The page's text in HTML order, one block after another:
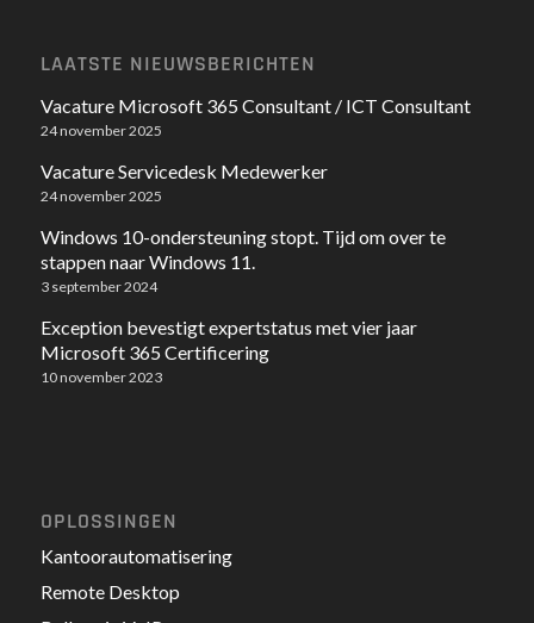
LAATSTE NIEUWSBERICHTEN
Vacature Microsoft 365 Consultant / ICT Consultant
24 november 2025
Vacature Servicedesk Medewerker
24 november 2025
Windows 10-ondersteuning stopt. Tijd om over te
stappen naar Windows 11.
3 september 2024
Exception bevestigt expertstatus met vier jaar
Microsoft 365 Certificering
10 november 2023
OPLOSSINGEN
Kantoorautomatisering
Remote Desktop